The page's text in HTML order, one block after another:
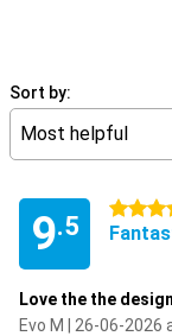
Sort by:
Most helpful
9.5
5 stars
Love the the
Evo M | 26-06-